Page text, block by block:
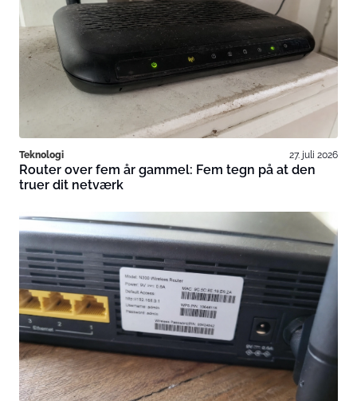
Teknologi 27. juli 2026
Router over fem år gammel: Fem tegn på at den
truer dit netværk